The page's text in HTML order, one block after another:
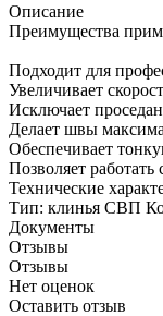
Описание
Преимущества
Подходит для
Увеличивает
Исключает
Делает швы
Обеспечивает
Позволяет
Технические
Тип: клинья СВП
Документы
Отзывы
Отзывы
Нет оценок
Оставить отзыв